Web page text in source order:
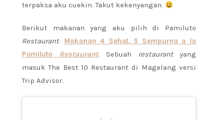
terpaksa aku cuekin. Takut kekenyangan.
Berikut makanan yang aku pilih di Pamiluto
Restaurant. Makanan 4 Sehat, 5 Sempurna a la
Pamiluto Restaurant. Sebuah restaurantyang
masuk The Best 10 Restaurant di Magelang versi
Trip Advisor.